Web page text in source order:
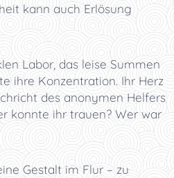
kann auch Erlösung
Labor, das leise Summen
ihre Konzentration. Ihr Herz
des anonymen Helfers
konnte ihr trauen? Wer war
Gestalt im Flur – zu